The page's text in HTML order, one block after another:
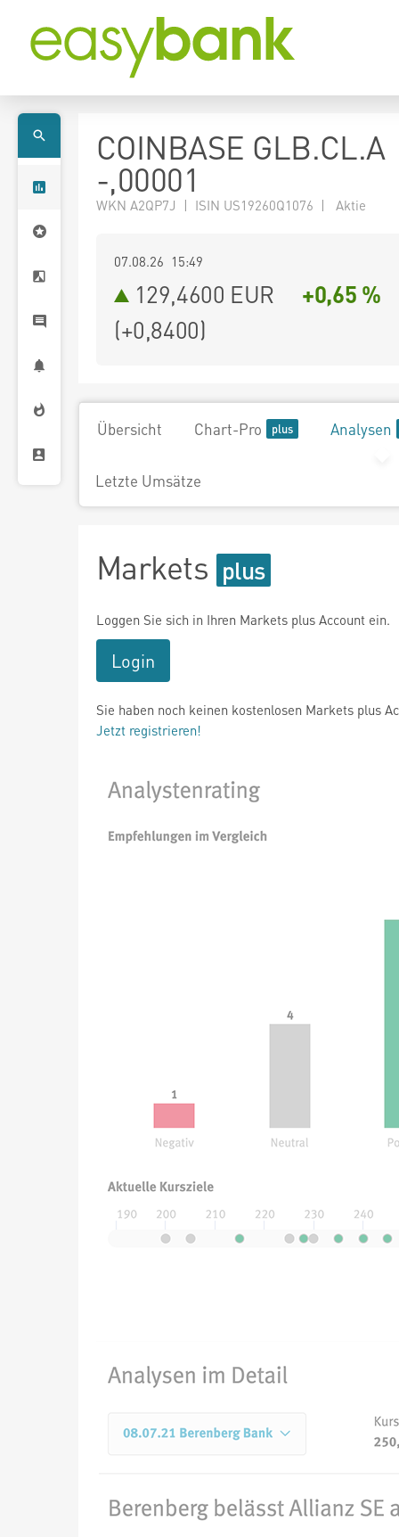
COINBASE GLB.CL.A
-,00001
WKN A2QP7J | ISIN US19260Q1076 | Aktie
07.08.26 15:49
129,4600 EUR
+0,65 %
(+0,8400)
Übersicht Chart-Pro Analysen
Letzte Umsätze
Markets
Loggen Sie sich in Ihren Markets plus Account ein.
Login
Sie haben noch keinen kostenlosen Markets plus
Jetzt registrieren!